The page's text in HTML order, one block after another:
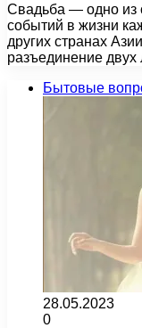
Свадьба — одно из
событий в жизни
других странах
разъединение
Бытовые
28.05.2023
0